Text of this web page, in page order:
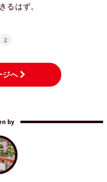
るはず。
2
ジへ
by